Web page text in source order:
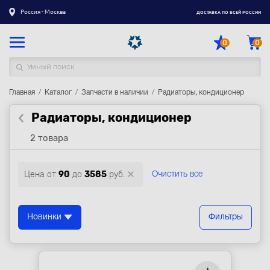
Россия - Москва ДОСТАВКА ПО ВСЕЙ РОССИИ
0 0
Каталог товаров
Регистрация| Вход
Доставка
Контакты
Акции
Главная Каталог Запчасти в наличии Радиаторы, кондиционер
Радиаторы, кондиционер
2 товара
Цена от 90 до 3585 руб. Очистить все
Новинки Фильтры